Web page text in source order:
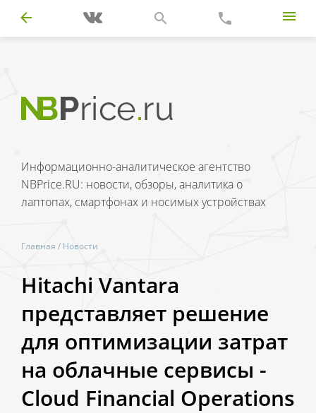
Информационно-аналитическое агентство
NBPrice.RU: новости, обзоры, аналитика о
лаптопах, смартфонах и носимых устройствах
Главная / Новости
Hitachi Vantara
представляет решение
для оптимизации затрат
на облачные сервисы -
Cloud Financial Operations